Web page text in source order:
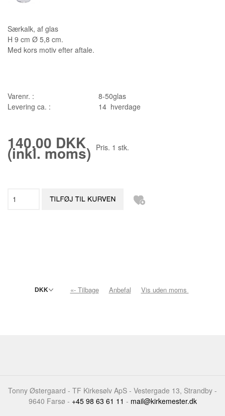
Særkalk, af glas
H 9 cm Ø 5,8 cm.
Med kors motiv efter aftale.
Varenr. :
8-50glas
Levering ca. :
14 hverdage
140,00 DKK
(inkl. moms) Pris. 1 stk.
«- Tilbage Anbefal Vis uden moms
Tonny Østergaard - TF Kirkesølv ApS - Vestergade 13, Strandby -
9640 Farsø - +45 98 63 61 11 - mail@kirkemester.dk